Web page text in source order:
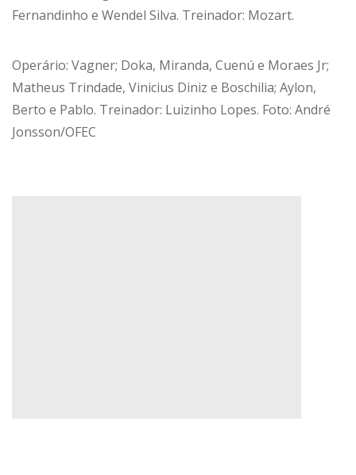
Fernandinho e Wendel Silva. Treinador: Mozart.
Operário: Vagner; Doka, Miranda, Cuenú e Moraes Jr;
Matheus Trindade, Vinicius Diniz e Boschilia; Aylon,
Berto e Pablo. Treinador: Luizinho Lopes. Foto: André
Jonsson/OFEC